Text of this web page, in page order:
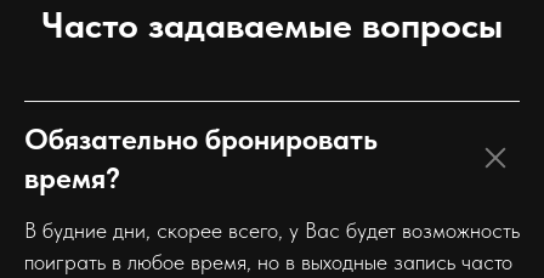
Часто задаваемые вопросы
Обязательно бронировать
время?
В будние дни, скорее всего, у Вас будет возможность
поиграть в любое время, но в выходные запись часто